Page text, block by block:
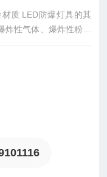
的其
性气体、爆炸性粉尘
件表面的温度以及限制